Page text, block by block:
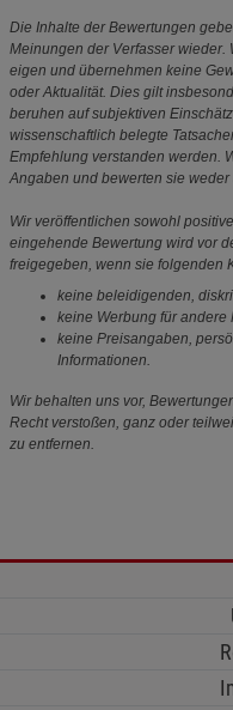
Die Inhalte der Bewertungen
Meinungen der Verfasser wieder.
eigen und übernehmen keine
oder Aktualität. Dies gilt
beruhen auf subjektiven
wissenschaftlich belegte
Empfehlung verstanden werden.
Angaben und bewerten sie
Wir veröffentlichen sowohl
eingehende Bewertung wird vor
freigegeben, wenn sie folgenden
keine beleidigenden,
keine Werbung für andere
keine Preisangaben,
Informationen.
Wir behalten uns vor,
Recht verstoßen, ganz oder
zu entfernen.